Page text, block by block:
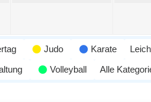
Judo Karate
Volleyball Alle